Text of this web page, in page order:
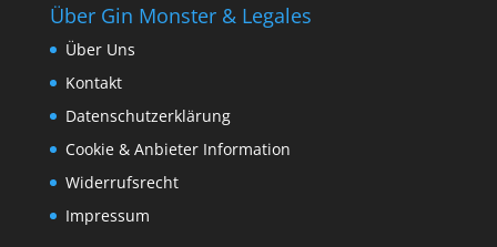
Über Gin Monster & Legales
Über Uns
Kontakt
Datenschutzerklärung
Cookie & Anbieter Information
Widerrufsrecht
Impressum